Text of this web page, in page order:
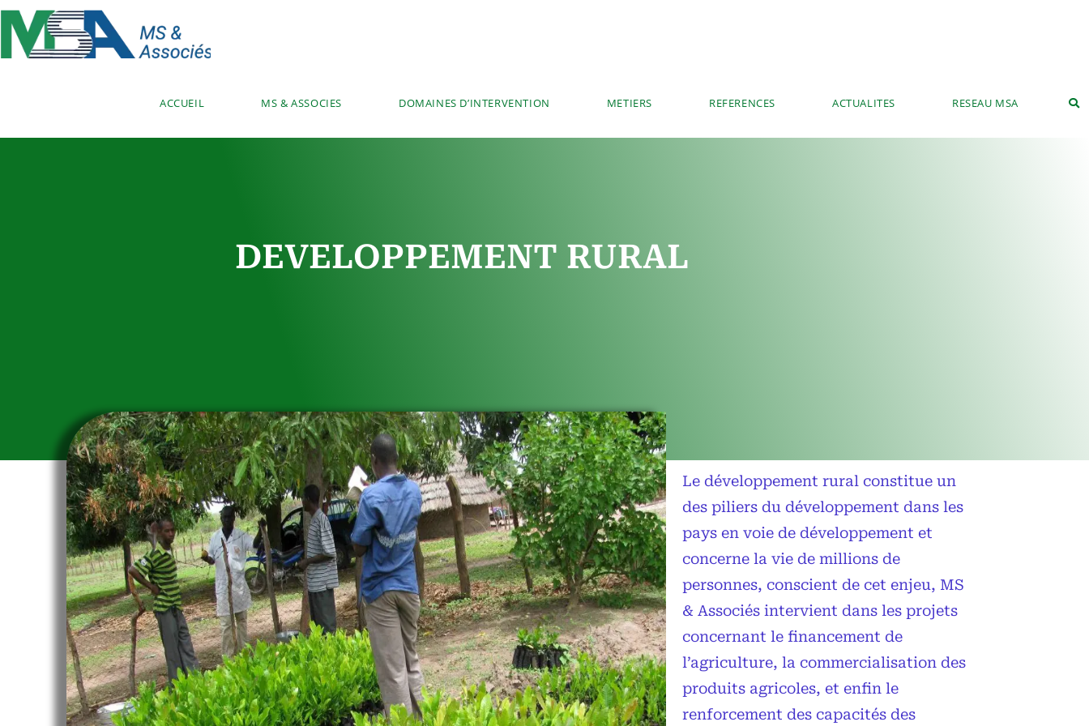
ACCUEIL MS & ASSOCIES DOMAINES D’INTERVENTION METIERS REFERENCES ACTUALITES RESEAU MSA
DEVELOPPEMENT RURAL
Le développement rural constitue un
des piliers du développement dans les
pays en voie de développement et
concerne la vie de millions de
personnes, conscient de cet enjeu, MS
& Associés intervient dans les projets
concernant le financement de
l’agriculture, la commercialisation des
produits agricoles, et enfin le
renforcement des capacités des